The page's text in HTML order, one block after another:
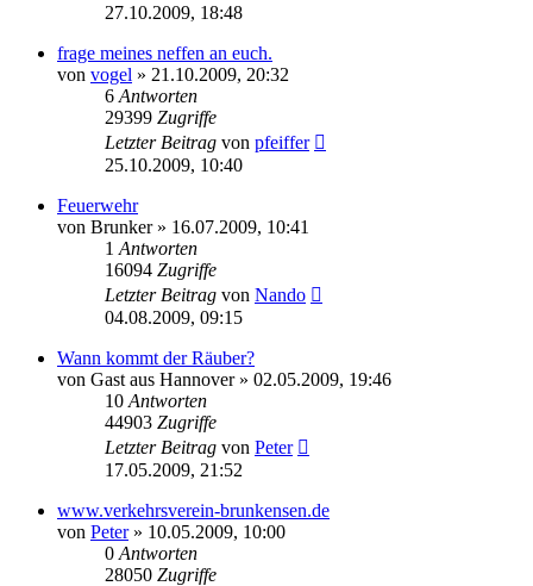
27.10.2009, 18:48
frage meines neffen an euch.
von vogel » 21.10.2009, 20:32
6 Antworten
29399 Zugriffe
Letzter Beitrag von pfeiffer
25.10.2009, 10:40
Feuerwehr
von Brunker» 16.07.2009, 10:41
1 Antworten
16094 Zugriffe
Letzter Beitrag von Nando
04.08.2009, 09:15
Wann kommt der Räuber?
von Gast aus Hannover» 02.05.2009, 19:46
10 Antworten
44903 Zugriffe
Letzter Beitrag von Peter
17.05.2009, 21:52
www.verkehrsverein-brunkensen.de
von Peter» 10.05.2009, 10:00
0 Antworten
28050 Zugriffe